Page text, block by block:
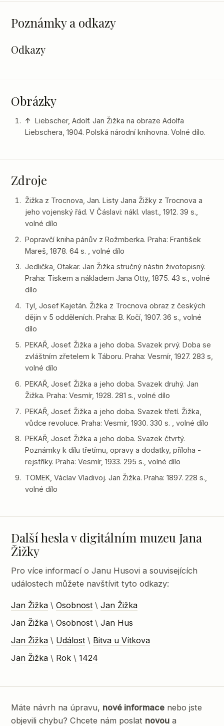
Poznámky a odkazy
Odkazy
Obrázky
↑ Liebscher, Adolf. Jan Žižka na obraze Adolfa
Liebschera, 1904. Polská národní knihovna. Volné dílo.
Zdroje
Žižka z Trocnova, Jan. Listy Jana Žižky z Trocnova a
jeho vojenský řád. V Čáslavi: nákl. vlast., 1912. 39 s.,
volné dílo
Popravčí kniha pánův z Rožmberka. Praha: František
Mareš, 1878. 64 s. , volné dílo
Jedlička, Otakar. Jan Žižka stručný nástin životopisný.
Praha: Tiskem a nákladem Jana Otty, 1875. 43 s., volné
dílo
Tyl, Josef Kajetán. Žižka z Trocnova obraz z českých
dějin v 5 odděleních. Praha: B. Kočí, 1907. 36 s., volné
dílo
PEKAŘ, Josef. Žižka a jeho doba. Svazek prvý. Doba se
zvláštním zřetelem k Táboru. Praha: Vesmír, 1927. 283 s,
volné dílo
PEKAŘ, Josef. Žižka a jeho doba. Svazek druhý. Jan
Žižka. Praha: Vesmír, 1928. 281 s., volné dílo
PEKAŘ, Josef. Žižka a jeho doba. Svazek třetí. Žižka,
vůdce revoluce. Praha: Vesmír, 1930. 330 s. , volné dílo
PEKAŘ, Josef. Žižka a jeho doba. Svazek čtvrtý.
Poznámky k dílu třetímu, opravy a dodatky, příloha -
rejstříky. Praha: Vesmír, 1933. 295 s., volné dílo
TOMEK, Václav Vladivoj. Jan Žižka. Praha: 1897. 228 s.,
volné dílo
Další hesla v digitálním muzeu Jana
Žižky
Pro více informací o Janu Husovi a souvisejících
událostech můžete navštívit tyto odkazy:
Jan Žižka \Osobnost \Jan Žižka
Jan Žižka \Osobnost \Jan Hus
Jan Žižka \ Událost \ Bitva u Vítkova
Jan Žižka \ Rok \1424
Máte návrh na úpravu, nové informace nebo jste
objevili chybu? Chcete nám poslat novou a